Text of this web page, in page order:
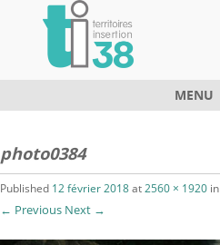
MENU
photo0384
Published 12 février 2018at2560 × 1920 in
← Previous Next →